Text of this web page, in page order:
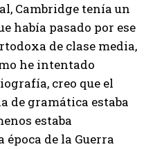
Cambridge tenía un
había pasado por ese
de clase media,
he intentado
creo que el
de gramática estaba
estaba
de la Guerra